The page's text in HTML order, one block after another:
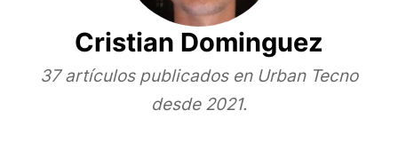
Cristian Dominguez
37 artículos publicados en Urban Tecno
desde 2021.